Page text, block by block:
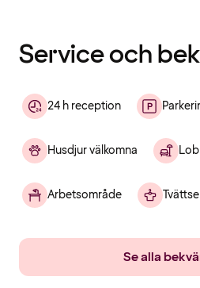
Service och
24 h reception
Husdjur välkomna
Arbetsområde
Se alla